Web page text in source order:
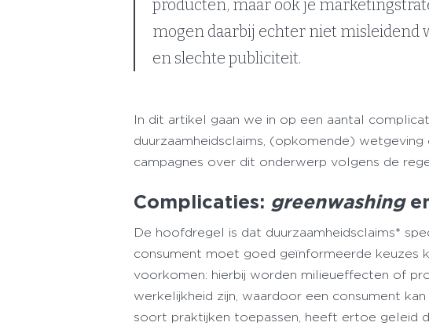
producten, maar ook je
mogen daarbij echter niet misleidend
en slechte publiciteit.
In dit artikel gaan we in op een aantal
duurzaamheidsclaims, (opkomende)
campagnes over dit onderwerp volgens de
Complicaties: greenwashing
De hoofdregel is dat duurzaamheidsclaims*
consument moet goed geïnformeerde keuzes
voorkomen: hierbij worden milieueffecten of
werkelijkheid zijn, waardoor een consument
soort praktijken toepassen, heeft ertoe geleid